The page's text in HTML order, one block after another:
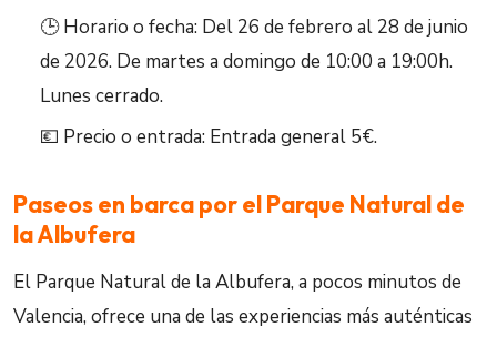
🕒 Horario o fecha: Del 26 de febrero al 28 de junio
de 2026. De martes a domingo de 10:00 a 19:00h.
Lunes cerrado.
💶 Precio o entrada: Entrada general 5€.
Paseos en barca por el Parque Natural de
la Albufera
El Parque Natural de la Albufera, a pocos minutos de
Valencia, ofrece una de las experiencias más auténticas